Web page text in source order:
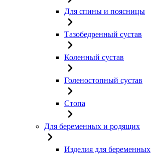
Для спины и поясницы
Тазобедренный сустав
Коленный сустав
Голеностопный сустав
Стопа
Для беременных и родящих
Изделия для беременных